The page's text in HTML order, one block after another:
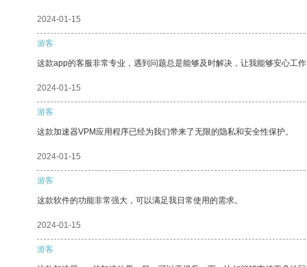
2024-01-15
游客
这款app的客服非常专业，遇到问题总是能够及时解决，让我能够安心工
2024-01-15
游客
这款加速器VPM应用程序已经为我们带来了无限的隐私和安全性保护。
2024-01-15
游客
这款软件的功能非常强大，可以满足我日常使用的需求。
2024-01-15
游客